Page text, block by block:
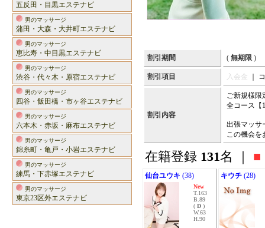
五反田・目黒エステナビ
男のマッサージ
蒲田・大森・大井町エステナビ
男のマッサージ
恵比寿・中目黒エステナビ
男のマッサージ
渋谷・代々木・原宿エステナビ
男のマッサージ
四谷・飯田橋・市ヶ谷エステナビ
男のマッサージ
六本木・赤坂・麻布エステナビ
男のマッサージ
錦糸町・亀戸・小岩エステナビ
男のマッサージ
練馬・下赤塚エステナビ
男のマッサージ
東京23区外エステナビ
割引期間 ( 無期限 )
割引項目 入会金 ｜
割引内容
ご新規様限
全コース【
出張マッサ
この機会を
在籍登録 131名 ｜ ■
仙台ユウキ (38)
New
T.163
B.89
( D )
W.63
H.90
キウチ (28)